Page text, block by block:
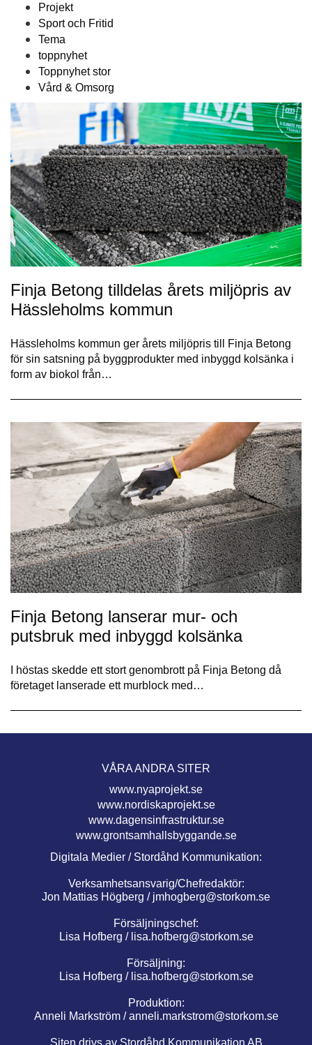
Projekt
Sport och Fritid
Tema
toppnyhet
Toppnyhet stor
Vård & Omsorg
Finja Betong tilldelas årets miljöpris av
Hässleholms kommun
Hässleholms kommun ger årets miljöpris till Finja Betong
för sin satsning på byggprodukter med inbyggd kolsänka i
form av biokol från…
Finja Betong lanserar mur- och
putsbruk med inbyggd kolsänka
I höstas skedde ett stort genombrott på Finja Betong då
företaget lanserade ett murblock med…
VÅRA ANDRA SITER
www.nyaprojekt.se
www.nordiskaprojekt.se
www.dagensinfrastruktur.se
www.grontsamhallsbyggande.se
Digitala Medier / Stordåhd Kommunikation:
Verksamhetsansvarig/Chefredaktör:
Jon Mattias Högberg / jmhogberg@storkom.se
Försäljningschef:
Lisa Hofberg / lisa.hofberg@storkom.se
Försäljning:
Lisa Hofberg / lisa.hofberg@storkom.se
Produktion:
Anneli Markström /anneli.markstrom@storkom.se
Siten drivs av Stordåhd Kommunikation AB